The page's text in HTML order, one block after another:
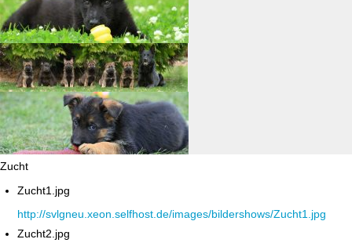
Zucht
Zucht1.jpg
http://svlgneu.xeon.selfhost.de/images/bildershows/Zucht1.jpg
Zucht2.jpg